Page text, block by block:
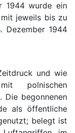
1944 wurde ein
jeweils bis zu
Dezember 1944
und wie
polnischen
Die begonnenen
als öffentliche
belegt ist